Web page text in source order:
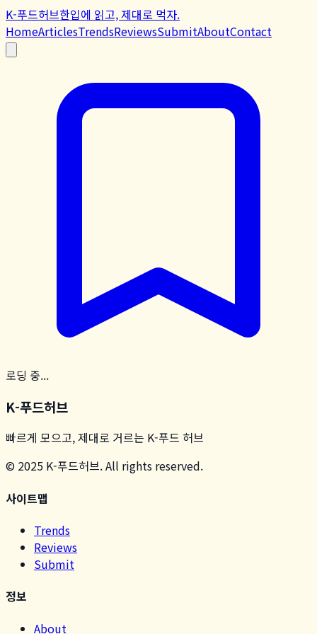
K-푸드허브한입에 읽고, 제대로 먹자.
HomeArticlesTrendsReviewsSubmitAboutContact
로딩 중...
K-푸드허브
빠르게 모으고, 제대로 거르는 K-푸드 허브
© 2025 K-푸드허브. All rights reserved.
사이트맵
Trends
Reviews
Submit
정보
About